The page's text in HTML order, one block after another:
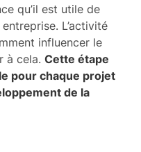
qu’il est utile de
L’activité
influencer le
à cela. Cette étape
pour chaque projet
de la